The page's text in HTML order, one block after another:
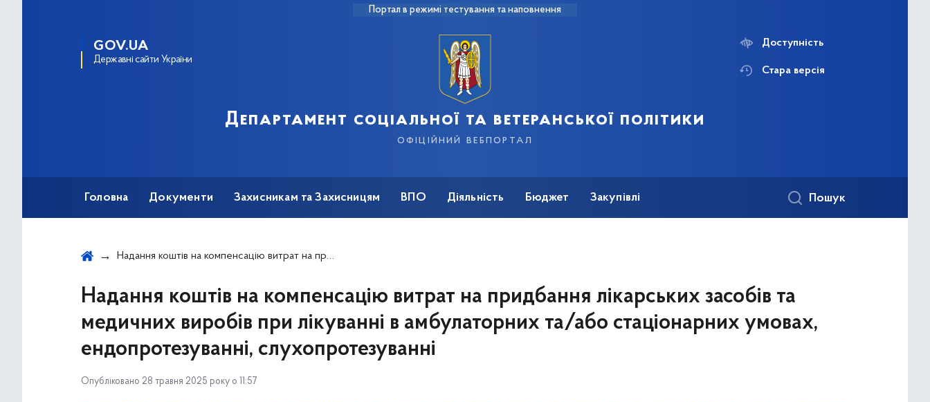
Портал в режимі тестування та наповнення
GOV.UA
Державні сайти України
Департамент соціальної та ветеранської політики
офіційний вебпортал
Доступність
Стара версія
Головна Документи Захисникам та Захисницям ВПО Діяльність Бюджет Закупівлі Пошук
Надання коштів на компенсацію витрат на придбання лікарських засобів та медичних виробів при лікуванні в амбулаторних та/або стаціонарних умовах, ендопротезуванні, слухопротезуванні
Надання коштів на компенсацію витрат на придбання лікарських засобів та
медичних виробів при лікуванні в амбулаторних та/або стаціонарних умовах,
ендопротезуванні, слухопротезуванні
Опубліковано 28 травня 2025 року о 11:57